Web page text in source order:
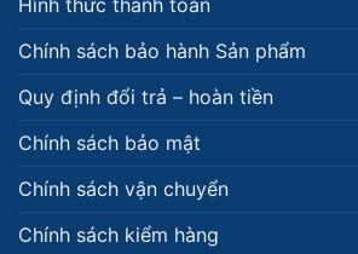
Hình thức thanh toán
Chính sách bảo hành Sản phẩm
Quy định đổi trả – hoàn tiền
Chính sách bảo mật
Chính sách vận chuyển
Chính sách kiểm hàng